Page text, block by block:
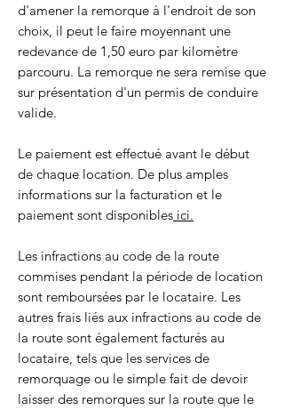
d'amener la remorque à l'endroit de son
choix, il peut le faire moyennant une
redevance de 1,50 euro par kilomètre
parcouru. La remorque ne sera remise que
sur présentation d'un permis de conduire
valide.
Le paiement est effectué avant le début
de chaque location. De plus amples
informations sur la facturation et le
paiement sont disponibles ici.
Les infractions au code de la route
commises pendant la période de location
sont remboursées par le locataire. Les
autres frais liés aux infractions au code de
la route sont également facturés au
locataire, tels que les services de
remorquage ou le simple fait de devoir
laisser des remorques sur la route que le